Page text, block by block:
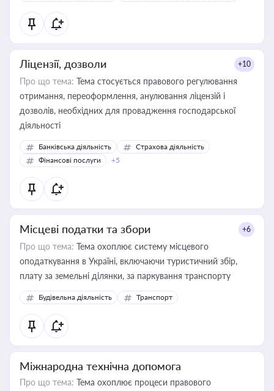
Ліцензії, дозволи +10
Про що тема: Тема стосується правового регулювання
отримання, переоформлення, анулювання ліцензій і
дозволів, необхідних для провадження господарської
діяльності
Банківська діяльність
Страхова діяльність
Фінансові послуги
+5
Місцеві податки та збори +6
Про що тема: Тема охоплює систему місцевого
оподаткування в Україні, включаючи туристичний збір,
плату за земельні ділянки, за паркування транспорту
Будівельна діяльність Транспорт
Міжнародна технічна допомога
Про що тема: Тема охоплює процеси правового